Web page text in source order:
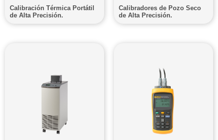
Calibración Térmica Portátil
de Alta Precisión.
Calibradores de Pozo Seco
de Alta Precisión.